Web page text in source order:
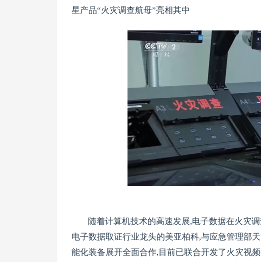
星产品“火灾调查航母”亮相其中
随着计算机技术的高速发展,电子数据在火灾
电子数据取证行业龙头的美亚柏科,与应急管理部
能化装备展开全面合作,目前已联合开发了火灾视